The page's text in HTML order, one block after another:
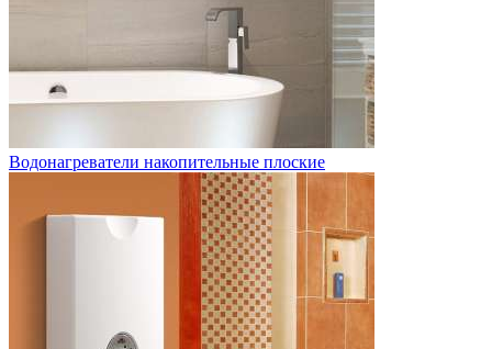
Водонагреватели накопительные плоские